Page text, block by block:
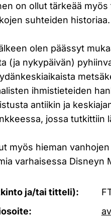
on ollut tärkeää
suhteiden historiaa.
olen päässyt
(ja nykypäivän)
ihmistieteiden
antiikin ja
jossa tutkittiin
myös hieman
varhaisessa Disneyn
ja/tai titteli):